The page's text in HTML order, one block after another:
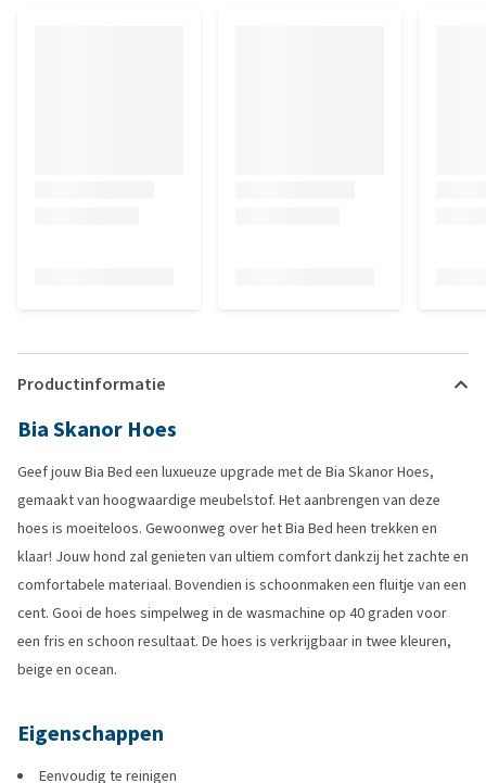
Productinformatie
Bia Skanor Hoes
Geef jouw Bia Bed een luxueuze upgrade met de Bia Skanor Hoes,
gemaakt van hoogwaardige meubelstof. Het aanbrengen van deze
hoes is moeiteloos. Gewoonweg over het Bia Bed heen trekken en
klaar! Jouw hond zal genieten van ultiem comfort dankzij het zachte en
comfortabele materiaal. Bovendien is schoonmaken een fluitje van een
cent. Gooi de hoes simpelweg in de wasmachine op 40 graden voor
een fris en schoon resultaat. De hoes is verkrijgbaar in twee kleuren,
beige en ocean.
Eigenschappen
Eenvoudig te reinigen